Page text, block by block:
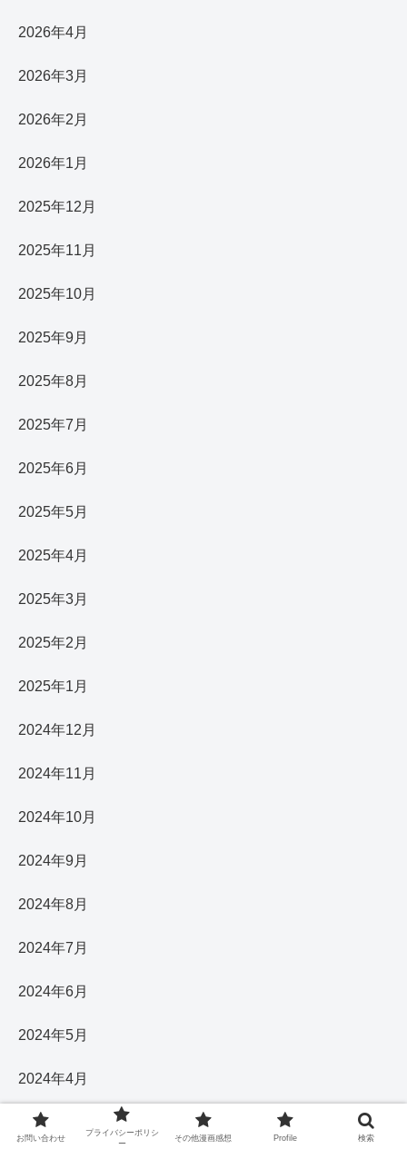
2026年4月
2026年3月
2026年2月
2026年1月
2025年12月
2025年11月
2025年10月
2025年9月
2025年8月
2025年7月
2025年6月
2025年5月
2025年4月
2025年3月
2025年2月
2025年1月
2024年12月
2024年11月
2024年10月
2024年9月
2024年8月
2024年7月
2024年6月
2024年5月
2024年4月
2024年3月
お問い合わせ
プライバシーポリシ
ー
その他漫画感想 Profile 検索